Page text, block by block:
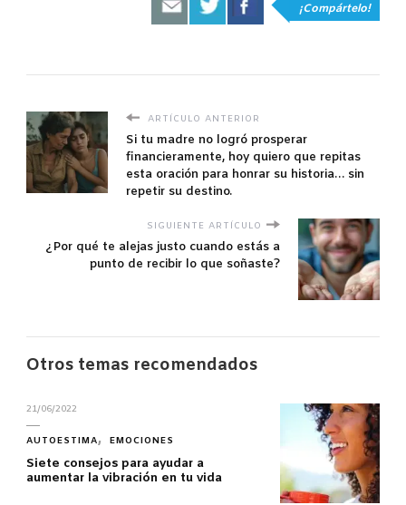
¡Compártelo!
ARTÍCULO ANTERIOR
Si tu madre no logró prosperar
financieramente, hoy quiero que repitas
esta oración para honrar su historia… sin
repetir su destino.
SIGUIENTE ARTÍCULO
¿Por qué te alejas justo cuando estás a
punto de recibir lo que soñaste?
Otros temas recomendados
21/06/2022
AUTOESTIMA EMOCIONES
Siete consejos para ayudar a
aumentar la vibración en tu vida